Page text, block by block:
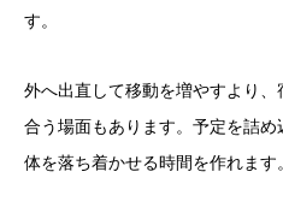
す。
外へ出直して移動を増やすより
合う場面もあります。予定を詰
体を落ち着かせる時間を作れます。